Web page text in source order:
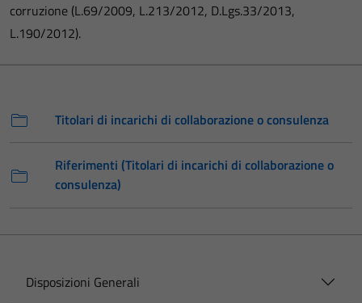
corruzione (L.69/2009, L.213/2012, D.Lgs.33/2013,
L.190/2012).
Titolari di incarichi di collaborazione o consulenza
Riferimenti (Titolari di incarichi di collaborazione o
consulenza)
Disposizioni Generali